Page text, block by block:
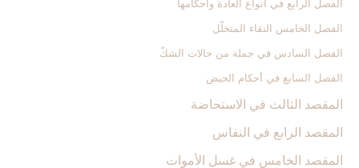
الفصل الرابع في أنواع العادة وأحكامها
الفصل الخامس النقاء المتخلّل‏
الفصل السادس في جملة من حالات الشكّ‏
الفصل السابع في أحكام الحيض
المقصد الثالث في الاستحاضة
المقصد الرابع في النفاس‏
المقصد الخامس في غسل الأموات‏